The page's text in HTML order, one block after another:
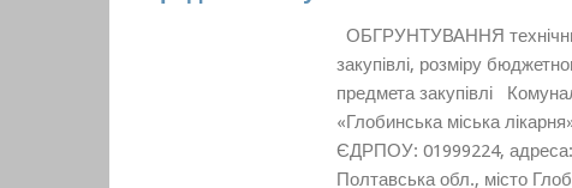
ОБГРУНТУВАННЯ
закупівлі, розміру
предмета закупівлі
«Глобинська міська
ЄДРПОУ: 01999224, адреса:
Полтавська обл., місто